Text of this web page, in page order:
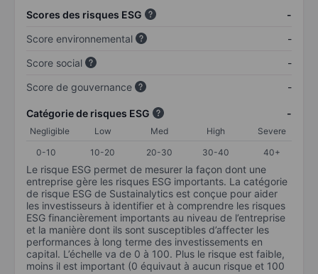
Scores des risques ESG
-
Score environnemental
-
Score social
-
Score de gouvernance
-
Catégorie de risques ESG -
Negligible Low Med High
Severe
0-10
10-20 20-30 30-40 40+
Le risque ESG permet de mesurer la façon dont une
entreprise gère les risques ESG importants. La catégorie
de risque ESG de Sustainalytics est conçue pour aider
les investisseurs à identifier et à comprendre les risques
ESG financièrement importants au niveau de l’entreprise
et la manière dont ils sont susceptibles d’affecter les
performances à long terme des investissements en
capital. L’échelle va de 0 à 100. Plus le risque est faible,
moins il est important (0 équivaut à aucun risque et 100